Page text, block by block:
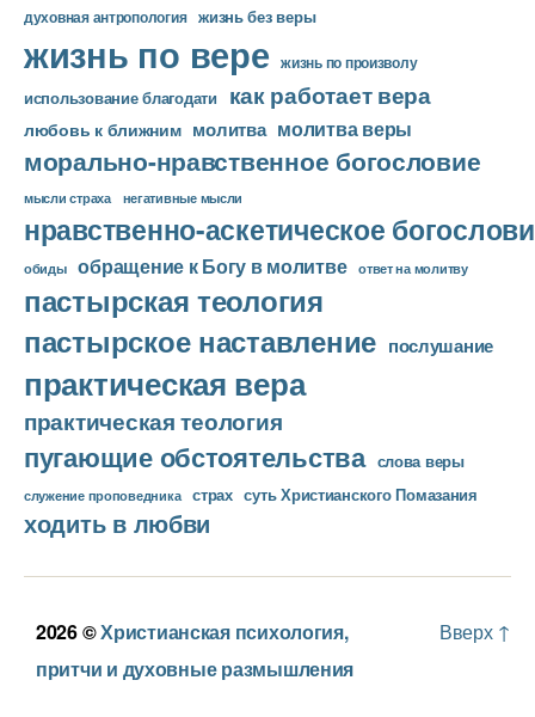
духовная антропология жизнь без веры
жизнь по вере жизнь по произволу
использование благодати как работает вера
любовь к ближним молитва молитва веры
морально-нравственное богословие
мысли страха негативные мысли
нравственно-аскетическое
обиды обращение к Богу в молитве ответ на молитву
пастырская теология
пастырское наставление послушание
практическая вера
практическая теология
пугающие обстоятельства слова веры
служение проповедника страх суть Христианского Помазания
ходить в любви
2026 ©Христианская психология,
притчи и духовные размышления
Вверх ↑